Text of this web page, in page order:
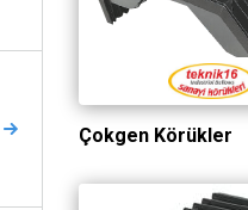
Çokgen Körükler